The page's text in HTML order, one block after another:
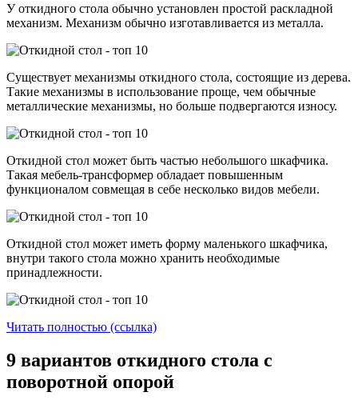
У откидного стола обычно установлен простой раскладной
механизм. Механизм обычно изготавливается из металла.
Существует механизмы откидного стола, состоящие из дерева.
Такие механизмы в использование проще, чем обычные
металлические механизмы, но больше подвергаются износу.
Откидной стол может быть частью небольшого шкафчика.
Такая мебель-трансформер обладает повышенным
функционалом совмещая в себе несколько видов мебели.
Откидной стол может иметь форму маленького шкафчика,
внутри такого стола можно хранить необходимые
принадлежности.
Читать полностью (ссылка)
9 вариантов откидного стола с
поворотной опорой